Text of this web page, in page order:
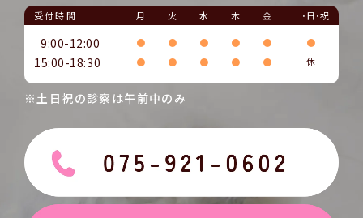
受付時間 月 火 水 木 金 土･日･祝
9:00-12:00 ● ● ● ● ● ●
15:00-18:30 ● ● ● ● ● 休
※土日祝の診察は午前中のみ